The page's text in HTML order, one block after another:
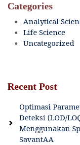
Categories
Analytical
Life Science
Uncategorized
Recent Post
Optimasi
Deteksi (LOD/
Menggunakan
SavantAA